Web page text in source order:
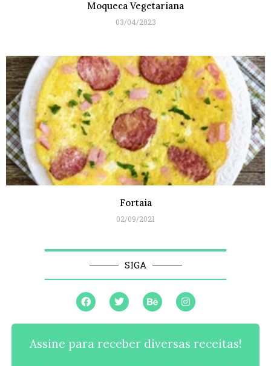
Moqueca Vegetariana
03/04/2023
Fortaia
02/09/2021
SIGA
Assine para receber diversas receitas!